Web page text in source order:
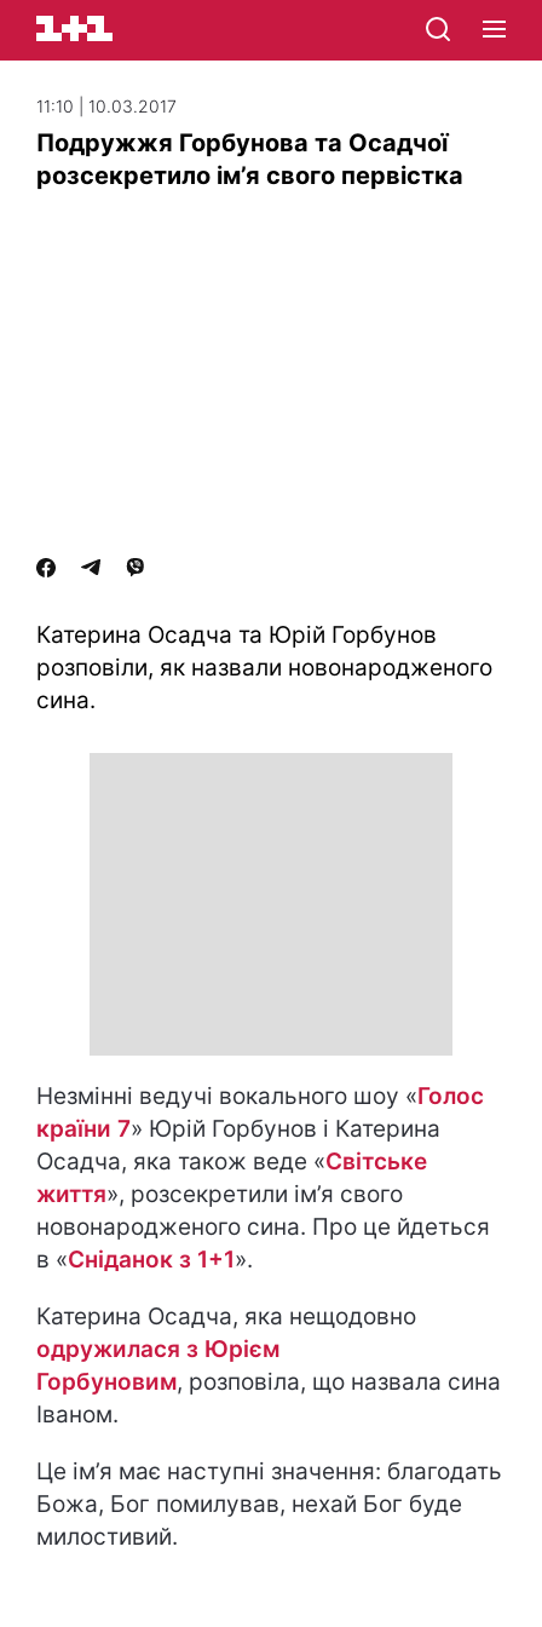
11:10 | 10.03.2017
Подружжя Горбунова та Осадчої
розсекретило ім’я свого первістка
Катерина Осадча та Юрій Горбунов
розповіли, як назвали новонародженого
сина.
Незмінні ведучі вокального шоу «Голос
країни 7» Юрій Горбунов і Катерина
Осадча, яка також веде «Світське
життя», розсекретили ім’я свого
новонародженого сина. Про це йдеться
в «Сніданок з 1+1».
Катерина Осадча, яка нещодовно
одружилася з Юрієм
Горбуновим, розповіла, що назвала сина
Іваном.
Це ім’я має наступні значення: благодать
Божа, Бог помилував, нехай Бог буде
милостивий.